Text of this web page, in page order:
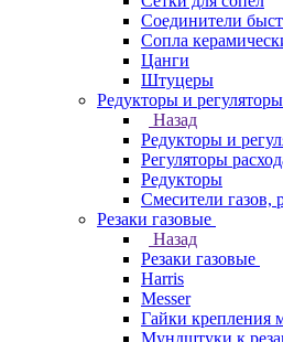
Соединители
Сопла
Цанги
Штуцеры
Редукторы и регуляторы
Назад
Редукторы и
Регуляторы
Редукторы
Смесители газов,
Резаки газовые
Назад
Резаки газовые
Harris
Messer
Гайки крепления
Мундштуки к